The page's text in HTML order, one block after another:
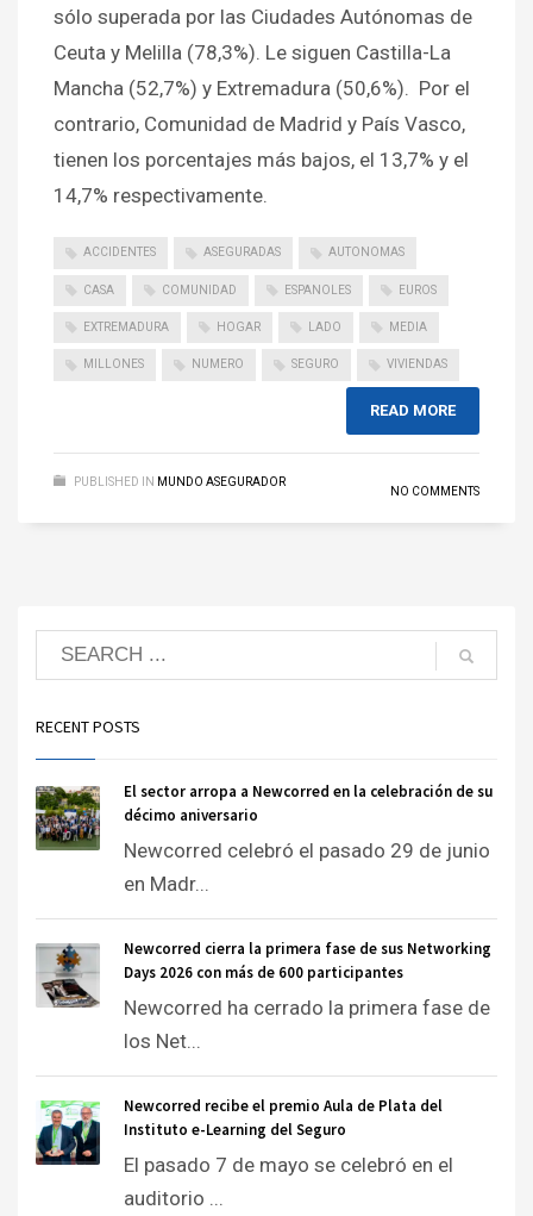
sólo superada por las Ciudades Autónomas de
Ceuta y Melilla (78,3%). Le siguen Castilla-La
Mancha (52,7%) y Extremadura (50,6%). Por el
contrario, Comunidad de Madrid y País Vasco,
tienen los porcentajes más bajos, el 13,7% y el
14,7% respectivamente.
ACCIDENTES ASEGURADAS AUTONOMAS
CASA COMUNIDAD ESPANOLES EUROS
EXTREMADURA HOGAR LADO MEDIA
MILLONES NUMERO SEGURO VIVIENDAS
READ MORE
PUBLISHED IN MUNDO ASEGURADOR
NO COMMENTS
RECENT POSTS
El sector arropa a Newcorred en la celebración de su
décimo aniversario
Newcorred celebró el pasado 29 de junio
en Madr...
Newcorred cierra la primera fase de sus Networking
Days 2026 con más de 600 participantes
Newcorred ha cerrado la primera fase de
los Net...
Newcorred recibe el premio Aula de Plata del
Instituto e-Learning del Seguro
El pasado 7 de mayo se celebró en el
auditorio ...